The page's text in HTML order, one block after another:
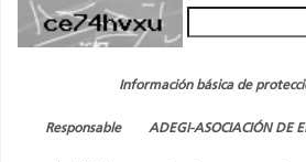
Información básica de
Responsable ADEGI-ASOCIACIÓN DE